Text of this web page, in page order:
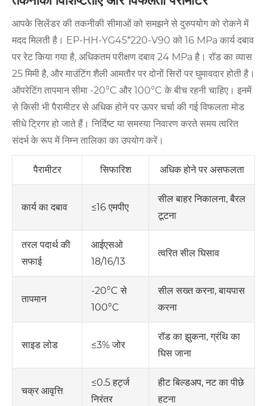
आपके सिलेंडर की तकनीकी सीमाओं को समझने से दुरुपयोग को रोकने में
मदद मिलती है। EP-HH-YG45*220-V90 को 16 MPa कार्य दबाव
पर रेट किया गया है, अधिकतम परीक्षण दबाव 24 MPa है। रॉड का व्यास
25 मिमी है, और माउंटिंग शैली आमतौर पर दोनों सिरों पर घुमावदार होती है।
ऑपरेटिंग तापमान सीमा -20°C और 100°C के बीच रहनी चाहिए। इनमें
से किसी भी पैरामीटर से अधिक होने पर ऊपर चर्चा की गई विफलता मोड
सीधे ट्रिगर हो जाते हैं। निर्दिष्ट या समस्या निवारण करते समय त्वरित
संदर्भ के रूप में निम्न तालिका का उपयोग करें।
पैरामीटर सिफारिश अधिक होने पर असफलता
कार्य का दबाव ≤16 एमपीए
सील बाहर निकालना, बैरल
टूटना
तरल पदार्थ की
सफाई
आईएसओ
18/16/13
त्वरित सील घिसाव
तापमान
-20°C से
100°C
सील सख्त करना, बायपास
करना
साइड लोड ≤3% जोर
रॉड का झुकना, ग्रंथि का
घिस जाना
चक्र आवृत्ति
≤0.5 हर्ट्ज
निरंतर
हीट बिल्डअप, नट का पीछे
हटना